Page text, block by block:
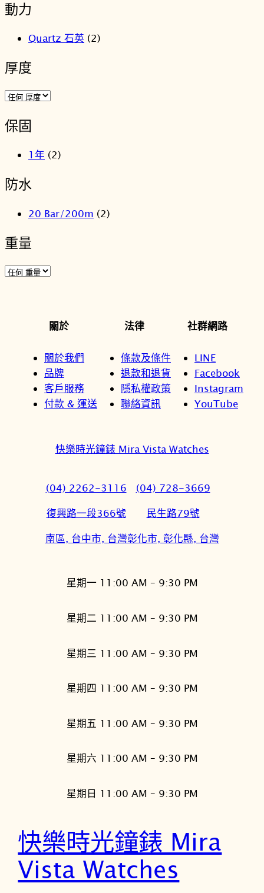
動力
Quartz 石英 (2)
厚度
保固
1年 (2)
防水
20 Bar/200m (2)
重量
關於
關於我們
品牌
客戶服務
付款 & 運送
法律
條款及條件
退款和退貨
隱私權政策
聯絡資訊
社群網路
LINE
Facebook
Instagram
YouTube
快樂時光鐘錶 Mira Vista Watches
(04) 2262-3116
復興路一段366號
南區, 台中市, 台灣
(04) 728-3669
民生路79號
彰化市, 彰化縣, 台灣
星期一 11:00 AM – 9:30 PM
星期二 11:00 AM – 9:30 PM
星期三 11:00 AM – 9:30 PM
星期四 11:00 AM – 9:30 PM
星期五 11:00 AM – 9:30 PM
星期六 11:00 AM – 9:30 PM
星期日 11:00 AM – 9:30 PM
快樂時光鐘錶 Mira
Vista Watches